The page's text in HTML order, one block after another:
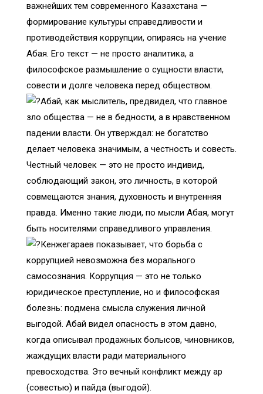
важнейших тем современного Казахстана —
формирование культуры справедливости и
противодействия коррупции, опираясь на учение
Абая. Его текст — не просто аналитика, а
философское размышление о сущности власти,
совести и долге человека перед обществом.
Абай, как мыслитель, предвидел, что главное
зло общества — не в бедности, а в нравственном
падении власти. Он утверждал: не богатство
делает человека значимым, а честность и совесть.
Честный человек — это не просто индивид,
соблюдающий закон, это личность, в которой
совмещаются знания, духовность и внутренняя
правда. Именно такие люди, по мысли Абая, могут
быть носителями справедливого управления.
Кенжегараев показывает, что борьба с
коррупцией невозможна без морального
самосознания. Коррупция — это не только
юридическое преступление, но и философская
болезнь: подмена смысла служения личной
выгодой. Абай видел опасность в этом давно,
когда описывал продажных болысов, чиновников,
жаждущих власти ради материального
превосходства. Это вечный конфликт между ар
(совестью) и пайда (выгодой).